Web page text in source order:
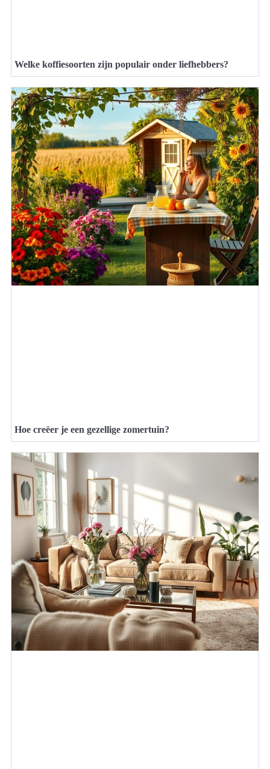
Welke koffiesoorten zijn populair onder liefhebbers?
Hoe creëer je een gezellige zomertuin?